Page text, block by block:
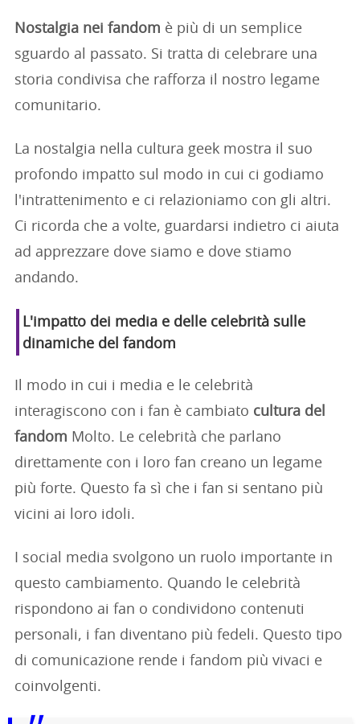
Nostalgia nei fandom è più di un semplice
sguardo al passato. Si tratta di celebrare una
storia condivisa che rafforza il nostro legame
comunitario.
La nostalgia nella cultura geek mostra il suo
profondo impatto sul modo in cui ci godiamo
l'intrattenimento e ci relazioniamo con gli altri.
Ci ricorda che a volte, guardarsi indietro ci aiuta
ad apprezzare dove siamo e dove stiamo
andando.
L'impatto dei media e delle celebrità sulle
dinamiche del fandom
Il modo in cui i media e le celebrità
interagiscono con i fan è cambiato cultura del
fandom Molto. Le celebrità che parlano
direttamente con i loro fan creano un legame
più forte. Questo fa sì che i fan si sentano più
vicini ai loro idoli.
I social media svolgono un ruolo importante in
questo cambiamento. Quando le celebrità
rispondono ai fan o condividono contenuti
personali, i fan diventano più fedeli. Questo tipo
di comunicazione rende i fandom più vivaci e
coinvolgenti.